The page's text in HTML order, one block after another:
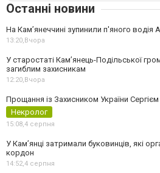
Останні новини
На Камʼянеччині зупинили п'яного водія
13:20,Вчора
У старостаті Кам’янець-Подільської
загиблим захисникам
12:20,Вчора
Прощання із Захисником України
Некролог
15:08,4 серпня
У Кам’янці затримали буковинців, які
кордон
14:52,4 серпня